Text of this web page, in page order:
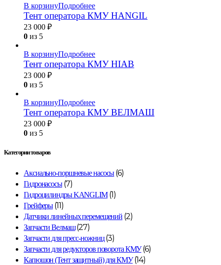
В корзинуПодробнее
Тент оператора КМУ HANGIL
23 000 ₽
0 из 5
В корзинуПодробнее
Тент оператора КМУ HIAB
23 000 ₽
0 из 5
В корзинуПодробнее
Тент оператора КМУ ВЕЛМАШ
23 000 ₽
0 из 5
Категории товаров
Аксиально-поршневые насосы (6)
Гидронасосы (7)
Гидроцилиндры KANGLIM (1)
Грейферы (11)
Датчики линейных перемещений (2)
Запчасти Велмаш (27)
Запчасти для пресс-ножниц (3)
Запчасти для редукторов поворота КМУ (6)
Капюшон (Тент защитный) для КМУ (14)